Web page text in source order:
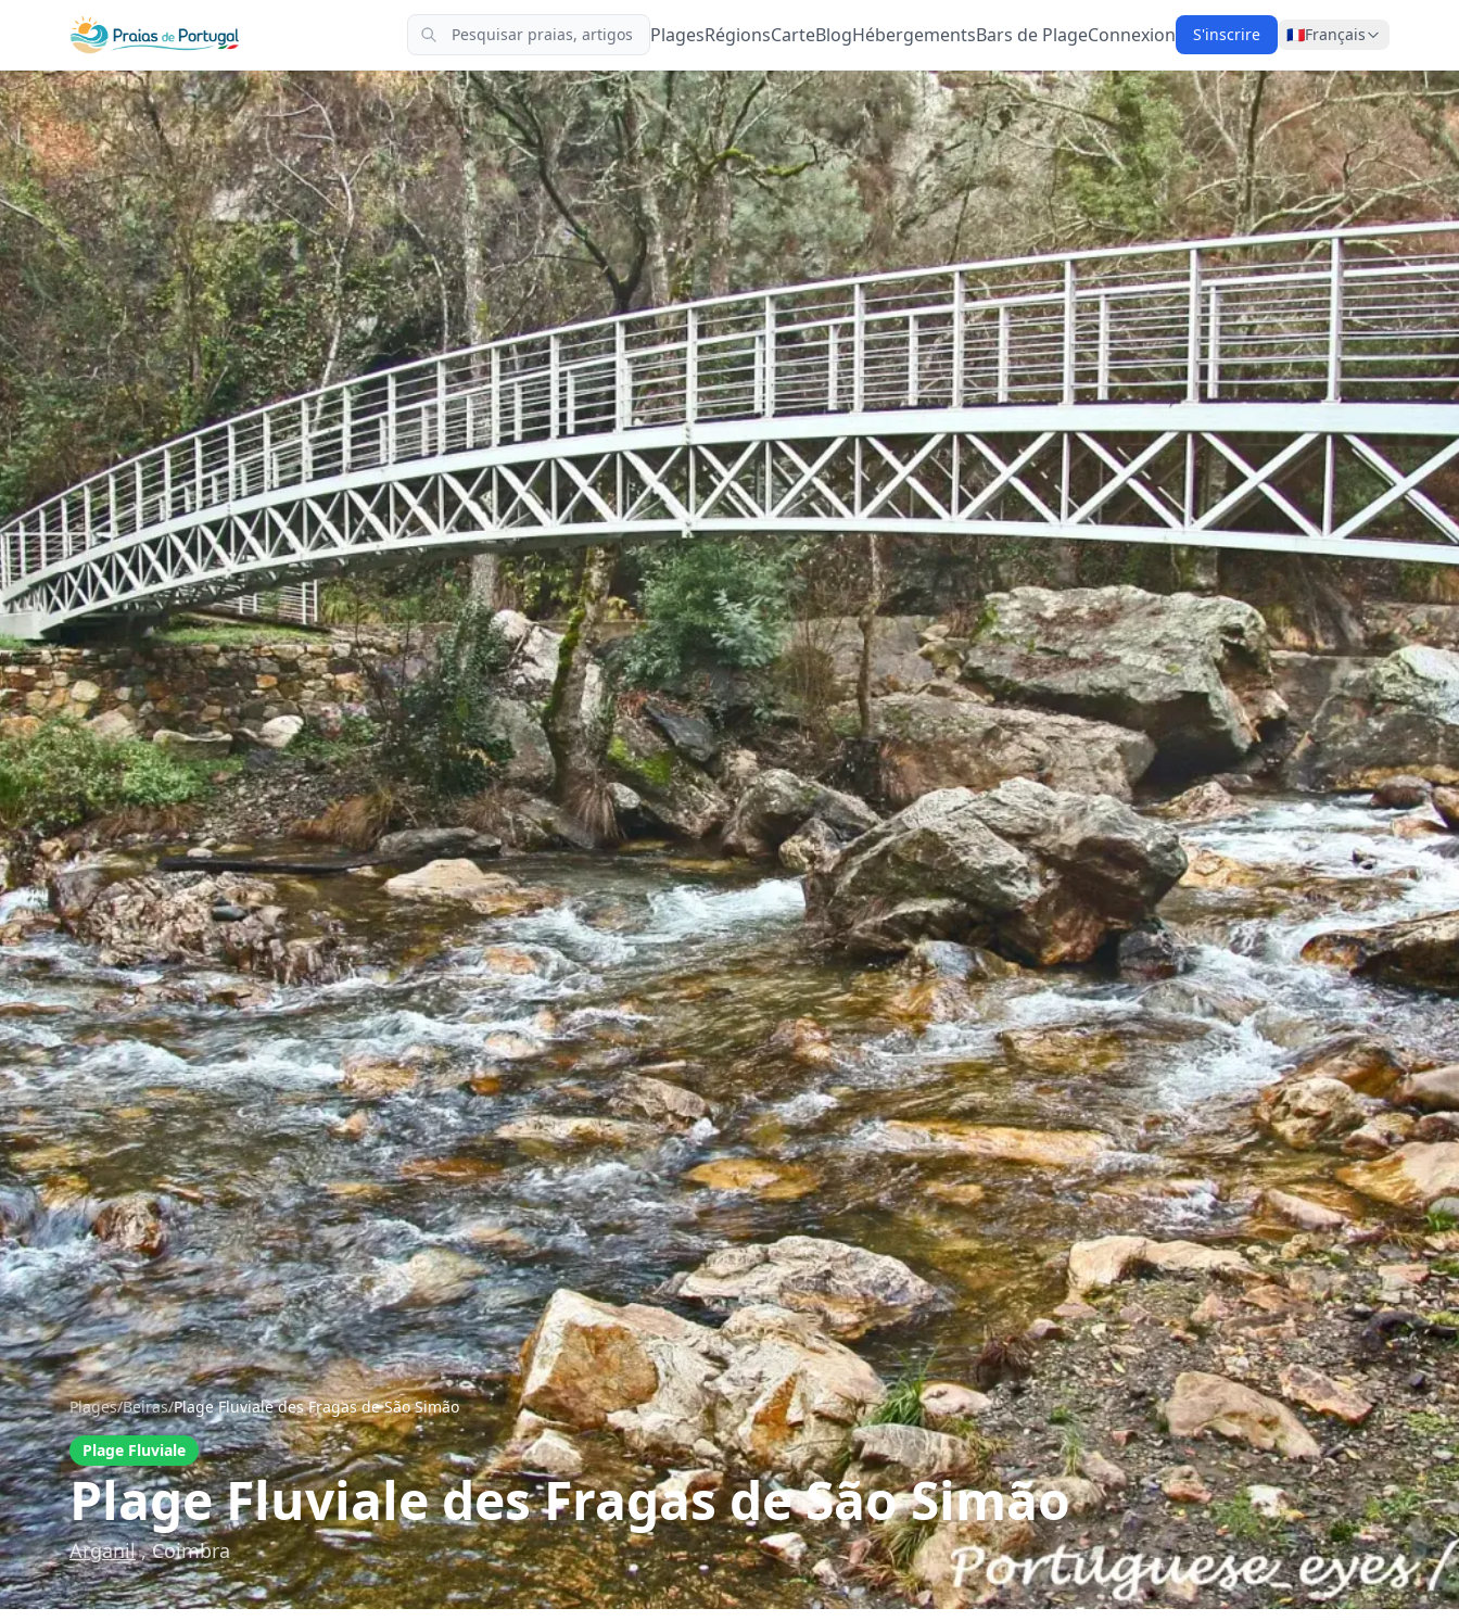
PlagesRégionsCarteBlogHébergementsBars de PlageConnexion S'inscrire 🇫🇷Français
Plages/Beiras/Plage Fluviale des Fragas de São Simão
Plage Fluviale
Plage Fluviale des Fragas de São Simão
Arganil, Coimbra